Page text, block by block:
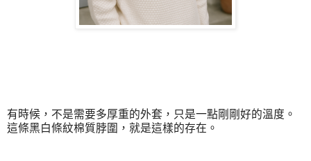
有時候，不是需要多厚重的外套，只是一點剛剛好的溫度。
這條黑白條紋棉質脖圍，就是這樣的存在。